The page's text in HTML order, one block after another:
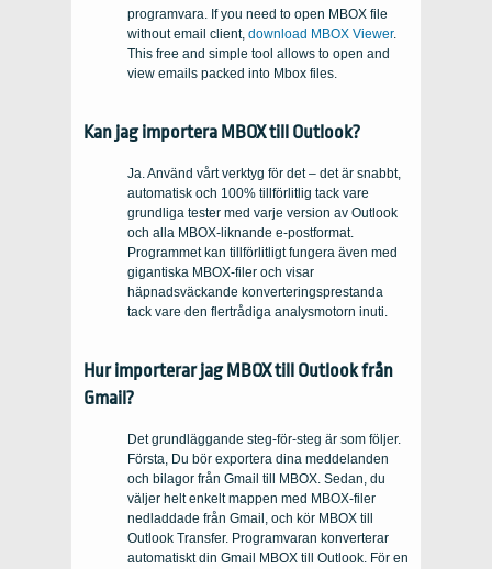
programvara. If you need to open MBOX file
without email client, download MBOX Viewer.
This free and simple tool allows to open and
view emails packed into Mbox files.
Kan jag importera MBOX till Outlook?
Ja. Använd vårt verktyg för det – det är snabbt,
automatisk och 100% tillförlitlig tack vare
grundliga tester med varje version av Outlook
och alla MBOX-liknande e-postformat.
Programmet kan tillförlitligt fungera även med
gigantiska MBOX-filer och visar
häpnadsväckande konverteringsprestanda
tack vare den flertrådiga analysmotorn inuti.
Hur importerar jag MBOX till Outlook från
Gmail?
Det grundläggande steg-för-steg är som följer.
Första, Du bör exportera dina meddelanden
och bilagor från Gmail till MBOX. Sedan, du
väljer helt enkelt mappen med MBOX-filer
nedladdade från Gmail, och kör MBOX till
Outlook Transfer. Programvaran konverterar
automatiskt din Gmail MBOX till Outlook. För en